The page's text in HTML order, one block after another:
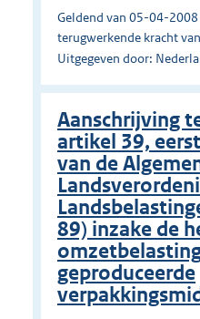
Geldend van 05-04-
terugwerkende kracht
Uitgegeven door:
Aanschrijving
artikel 39,
van de
89) inzake de
geproduceerde